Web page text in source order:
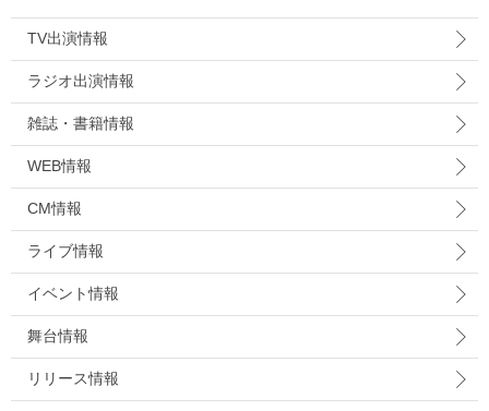
TV出演情報
ラジオ出演情報
雑誌・書籍情報
WEB情報
CM情報
ライブ情報
イベント情報
舞台情報
リリース情報